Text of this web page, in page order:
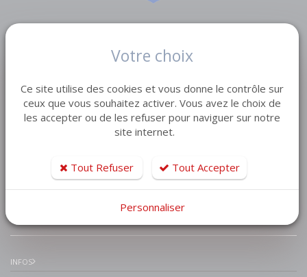
VENTE TERRAIN
VENTE IMMEUBLE
INFOS
Votre choix
Ce site utilise des cookies et vous donne le contrôle sur
ceux que vous souhaitez activer. Vous avez le choix de
les accepter ou de les refuser pour naviguer sur notre
site internet.
Tout Refuser Tout Accepter
Personnaliser